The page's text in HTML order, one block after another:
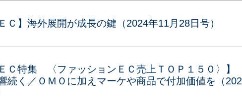
Ｃ】海外展開が成長の鍵（2024年11月28日号）
ＥＣ特集 〈ファッションＥＣ売上ＴＯＰ１５０〉】
続く／ＯＭＯに加えマーケや商品で付加価値を（202